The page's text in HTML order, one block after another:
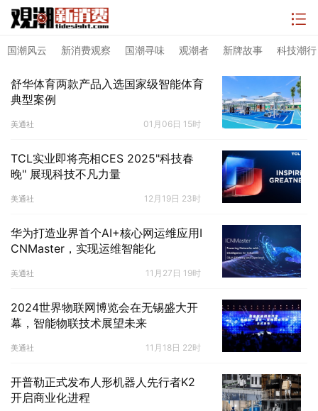
国潮风云 新消费观察 国潮寻味 观潮者 新牌故事 科技潮行
舒华体育两款产品入选国家级智能体育
典型案例
美通社 01月06日 15时
TCL实业即将亮相CES 2025"科技春
晚" 展现科技不凡力量
美通社 12月19日 23时
华为打造业界首个AI+核心网运维应用I
CNMaster，实现运维智能化
美通社 11月27日 19时
2024世界物联网博览会在无锡盛大开
幕，智能物联技术展望未来
美通社 11月18日 22时
开普勒正式发布人形机器人先行者K2
开启商业化进程